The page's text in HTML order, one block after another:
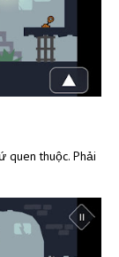
quen thuộc. Phải